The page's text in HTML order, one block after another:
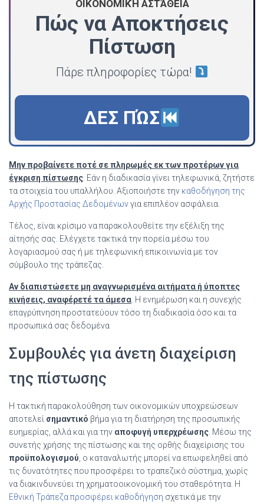
ΟΙΚΟΝΟΜΙΚΉ ΑΣΤΆΘΕΙΑ
Πώς να Αποκτήσεις
Πίστωση
Πάρε πληροφορίες τώρα!
ΔΕΣ ΠΏΣ
Μην προβαίνετε ποτέ σε πληρωμές εκ των προτέρων για
έγκριση πίστωσης . Εάν η διαδικασία γίνει τηλεφωνικά, ζητήστε
τα στοιχεία του υπαλλήλου. Αξιοποιήστε την καθοδήγηση της
Αρχής Προστασίας Δεδομένωνγια επιπλέον ασφάλεια.
Τέλος, είναι κρίσιμο να παρακολουθείτε την εξέλιξη της
αίτησής σας. Ελέγχετε τακτικά την πορεία μέσω του
λογαριασμού σας ή με τηλεφωνική επικοινωνία με τον
σύμβουλο της τράπεζας.
Αν διαπιστώσετε μη αναγνωρισμένα αιτήματα ή ύποπτες
κινήσεις, αναφέρετέ τα άμεσα . Η ενημέρωση και η συνεχής
επαγρύπνηση προστατεύουν τόσο τη διαδικασία όσο και τα
προσωπικά σας δεδομένα
Συμβουλές για άνετη διαχείριση
της πίστωσης
Η τακτική παρακολούθηση των οικονομικών υποχρεώσεων
αποτελεί σημαντικό βήμα για τη διατήρηση της προσωπικής
ευημερίας, αλλά και για την αποφυγή υπερχρέωσης . Μέσω της
συνετής χρήσης της πίστωσης και της ορθής διαχείρισης του
προϋπολογισμού , ο καταναλωτής μπορεί να επωφεληθεί από
τις δυνατότητες που προσφέρει το τραπεζικό σύστημα, χωρίς
να διακινδυνεύει τη χρηματοοικονομική του σταθερότητα. Η
Εθνική Τράπεζα προσφέρει καθοδήγηση σχετικά με την